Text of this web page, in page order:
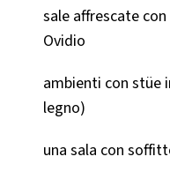
sale affrescate
Ovidio
ambienti con stüe
legno)
una sala con